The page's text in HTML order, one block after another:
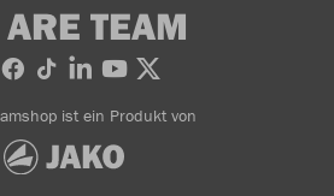
TEAM
ist ein Produkt von